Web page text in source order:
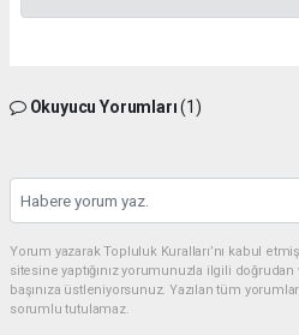
Okuyucu Yorumları(1)
Yorum yazarak Topluluk Kuralları’nı kabul
sitesine yaptığınız yorumunuzla ilgili
başınıza üstleniyorsunuz. Yazılan tüm
sorumlu tutulamaz.